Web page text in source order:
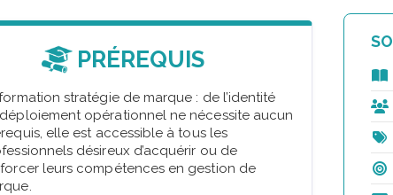
PRÉREQUIS
stratégie de marque : de l’identité
opérationnel ne nécessite aucun
elle est accessible à tous les
désireux d’acquérir ou de
leurs compétences en gestion de